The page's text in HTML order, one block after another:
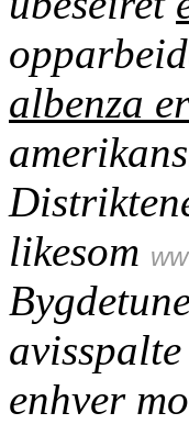
albenza
likesom
enhver